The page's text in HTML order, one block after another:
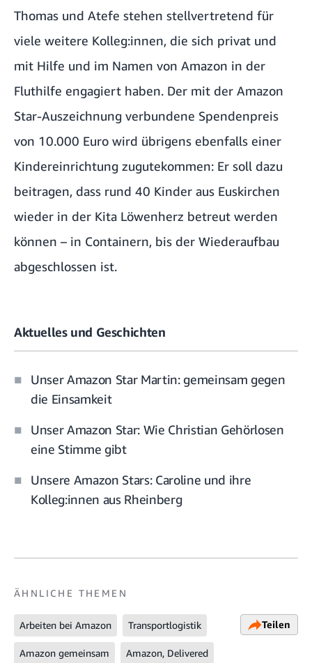
Thomas und Atefe stehen stellvertretend für
viele weitere Kolleg:innen, die sich privat und
mit Hilfe und im Namen von Amazon in der
Fluthilfe engagiert haben. Der mit der Amazon
Star-Auszeichnung verbundene Spendenpreis
von 10.000 Euro wird übrigens ebenfalls einer
Kindereinrichtung zugutekommen: Er soll dazu
beitragen, dass rund 40 Kinder aus Euskirchen
wieder in der Kita Löwenherz betreut werden
können – in Containern, bis der Wiederaufbau
abgeschlossen ist.
Aktuelles und Geschichten
Unser Amazon Star Martin: gemeinsam gegen
die Einsamkeit
Unser Amazon Star: Wie Christian Gehörlosen
eine Stimme gibt
Unsere Amazon Stars: Caroline und ihre
Kolleg:innen aus Rheinberg
ÄHNLICHE THEMEN
Arbeiten bei Amazon Transportlogistik
Amazon gemeinsam Amazon, Delivered
Teilen